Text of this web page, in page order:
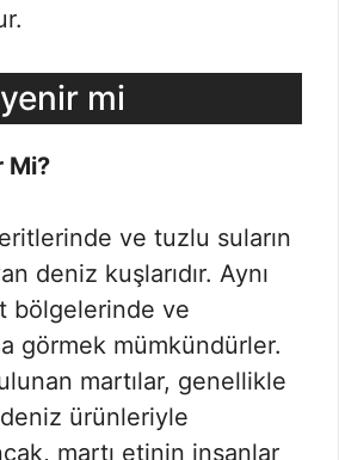
mi
Mi?
ve tuzlu suların
deniz kuşlarıdır. Aynı
bölgelerinde ve
görmek mümkündürler.
martılar, genellikle
ürünleriyle
martı etinin insanlar